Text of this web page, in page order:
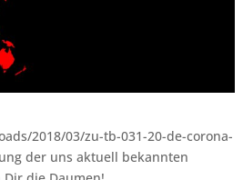
2018/03/zu-tb-031-20-de-corona-
der uns aktuell bekannten